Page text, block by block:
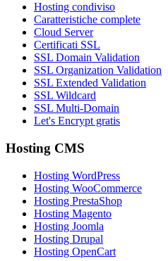
Hosting condiviso
Caratteristiche complete
Cloud Server
Certificati SSL
SSL Domain Validation
SSL Organization Validation
SSL Extended Validation
SSL Wildcard
SSL Multi-Domain
Let's Encrypt gratis
Hosting CMS
Hosting WordPress
Hosting WooCommerce
Hosting PrestaShop
Hosting Magento
Hosting Joomla
Hosting Drupal
Hosting OpenCart